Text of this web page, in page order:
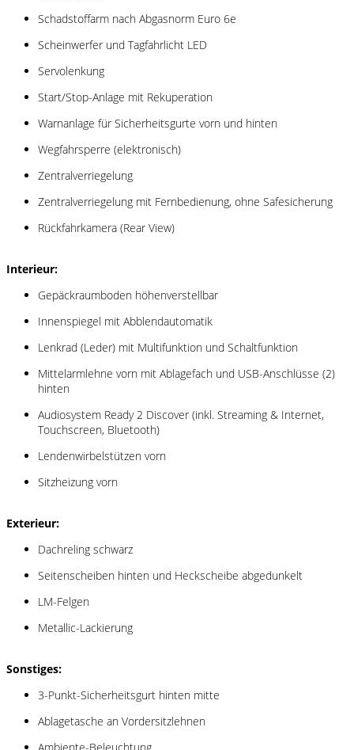
Schadstoffarm nach Abgasnorm Euro 6e
Scheinwerfer und Tagfahrlicht LED
Servolenkung
Start/Stop-Anlage mit Rekuperation
Warnanlage für Sicherheitsgurte vorn und hinten
Wegfahrsperre (elektronisch)
Zentralverriegelung
Zentralverriegelung mit Fernbedienung, ohne Safesicherung
Rückfahrkamera (Rear View)
Interieur:
Gepäckraumboden höhenverstellbar
Innenspiegel mit Abblendautomatik
Lenkrad (Leder) mit Multifunktion und Schaltfunktion
Mittelarmlehne vorn mit Ablagefach und USB-Anschlüsse (2)
hinten
Audiosystem Ready 2 Discover (inkl. Streaming & Internet,
Touchscreen, Bluetooth)
Lendenwirbelstützen vorn
Sitzheizung vorn
Exterieur:
Dachreling schwarz
Seitenscheiben hinten und Heckscheibe abgedunkelt
LM-Felgen
Metallic-Lackierung
Sonstiges:
3-Punkt-Sicherheitsgurt hinten mitte
Ablagetasche an Vordersitzlehnen